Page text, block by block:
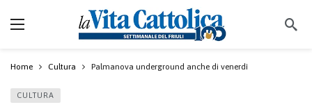
Home Cultura Palmanova underground anche di venerdì
CULTURA